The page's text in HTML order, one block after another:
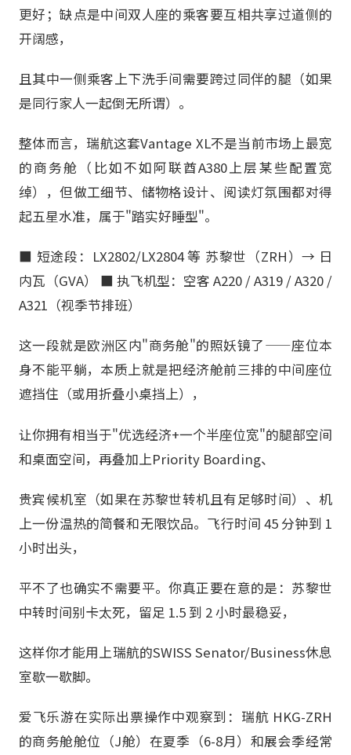
更好；缺点是中间双人座的乘客要互相共享过道侧的
开阔感，
且其中一侧乘客上下洗手间需要跨过同伴的腿（如果
是同行家人一起倒无所谓）。
整体而言，瑞航这套Vantage XL不是当前市场上最宽
的商务舱（比如不如阿联酋A380上层某些配置宽
绰），但做工细节、储物格设计、阅读灯氛围都对得
起五星水准，属于"踏实好睡型"。
■ 短途段：LX2802/LX2804 等 苏黎世（ZRH）→ 日
内瓦（GVA） ■ 执飞机型：空客 A220 / A319 / A320 /
A321（视季节排班）
这一段就是欧洲区内"商务舱"的照妖镜了——座位本
身不能平躺，本质上就是把经济舱前三排的中间座位
遮挡住（或用折叠小桌挡上），
让你拥有相当于"优选经济+一个半座位宽"的腿部空间
和桌面空间，再叠加上Priority Boarding、
贵宾候机室（如果在苏黎世转机且有足够时间）、机
上一份温热的简餐和无限饮品。飞行时间 45 分钟到 1
小时出头，
平不了也确实不需要平。你真正要在意的是：苏黎世
中转时间别卡太死，留足 1.5 到 2 小时最稳妥，
这样你才能用上瑞航的SWISS Senator/Business休息
室歇一歇脚。
爱飞乐游在实际出票操作中观察到：瑞航 HKG-ZRH
的商务舱舱位（J舱）在夏季（6-8月）和展会季经常